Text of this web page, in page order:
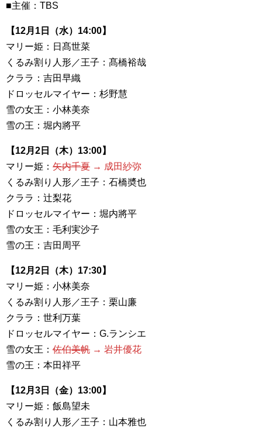
■主催：TBS
【12月1日（水）14:00】
マリー姫：日髙世菜
くるみ割り人形／王子：髙橋裕哉
クララ：吉田早織
ドロッセルマイヤー：杉野慧
雪の女王：小林美奈
雪の王：堀内將平
【12月2日（木）13:00】
マリー姫： 矢内千夏 → 成田紗弥
くるみ割り人形／王子：石橋奬也
クララ：辻梨花
ドロッセルマイヤー：堀内將平
雪の女王：毛利実沙子
雪の王：吉田周平
【12月2日（木）17:30】
マリー姫：小林美奈
くるみ割り人形／王子：栗山廉
クララ：世利万葉
ドロッセルマイヤー：G.ランシエ
雪の女王： 佐伯美帆 → 岩井優花
雪の王：本田祥平
【12月3日（金）13:00】
マリー姫：飯島望未
くるみ割り人形／王子：山本雅也